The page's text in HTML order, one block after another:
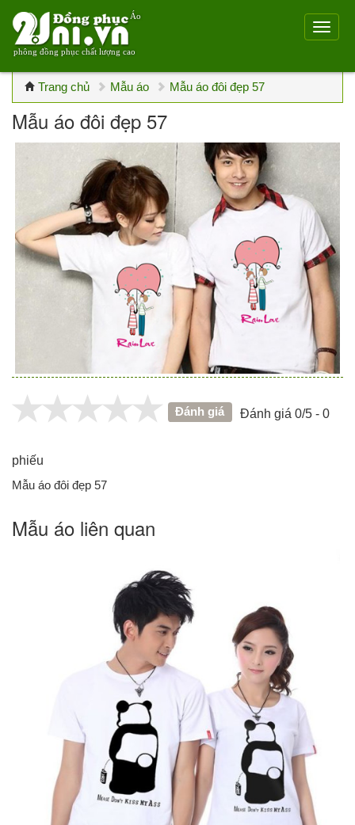
Áo
phông đồng phục chất lượng cao
Trang chủ Mẫu áo Mẫu áo đôi đẹp 57
Mẫu áo đôi đẹp 57
Đánh giá Đánh giá 0/5 - 0
phiếu
Mẫu áo đôi đẹp 57
Mẫu áo liên quan